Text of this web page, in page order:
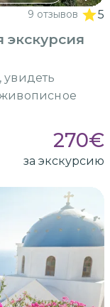
9 отзывов 5
увидеть
270€
за экскурсию